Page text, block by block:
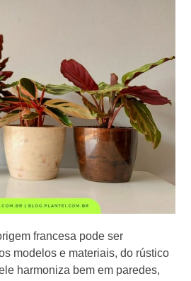
francesa pode ser
modelos e materiais, do rústico
harmoniza bem em paredes,